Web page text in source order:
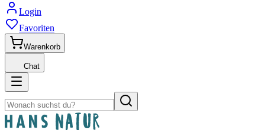
Login
Favoriten
Warenkorb
Chat